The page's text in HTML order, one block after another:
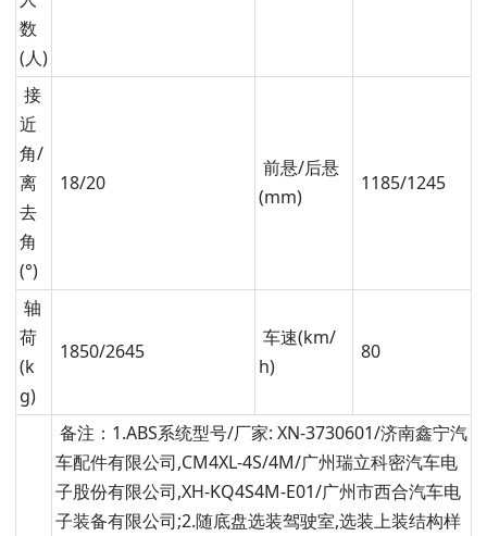
数
(人)
接
近
角/
离
去
角
(°)
18/20
前悬/后悬
(mm)
1185/1245
轴
荷
(k
g)
1850/2645
车速(km/
h)
80
备注：1.ABS系统型号/厂家: XN-3730601/济南鑫宁汽
车配件有限公司,CM4XL-4S/4M/广州瑞立科密汽车电
子股份有限公司,XH-KQ4S4M-E01/广州市西合汽车电
子装备有限公司;2.随底盘选装驾驶室,选装上装结构样